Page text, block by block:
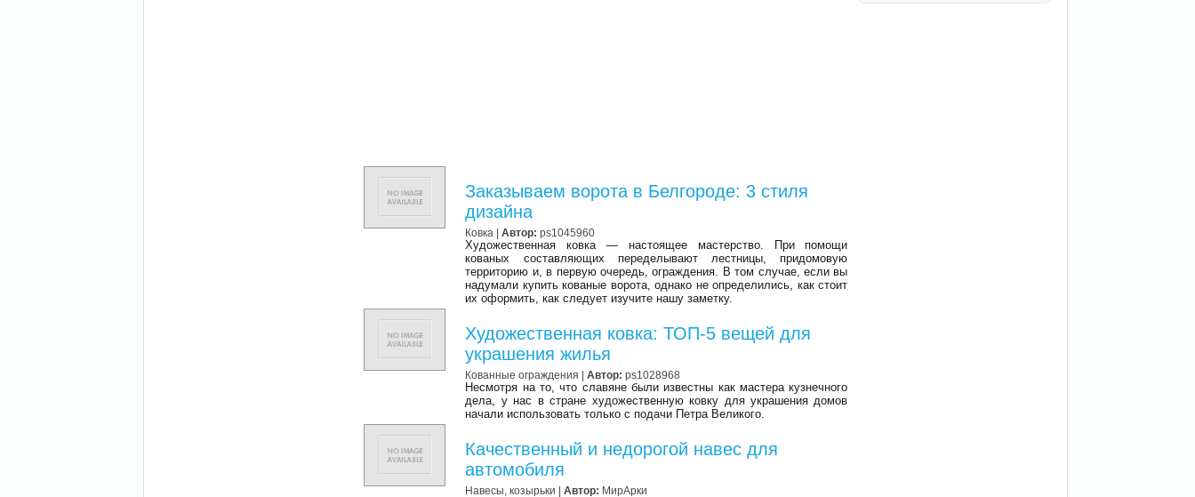
Заказываем ворота в Белгороде: 3 стиля
дизайна
Ковка |Автор: ps1045960
Художественная ковка — настоящее мастерство. При помощи
кованых составляющих переделывают лестницы, придомовую
территорию и, в первую очередь, ограждения. В том случае, если вы
надумали купить кованые ворота, однако не определились, как стоит
их оформить, как следует изучите нашу заметку.
Художественная ковка: ТОП-5 вещей для
украшения жилья
Кованные ограждения |Автор: ps1028968
Несмотря на то, что славяне были известны как мастера кузнечного
дела, у нас в стране художественную ковку для украшения домов
начали использовать только с подачи Петра Великого.
Качественный и недорогой навес для
автомобиля
Навесы, козырьки |Автор: МирАрки